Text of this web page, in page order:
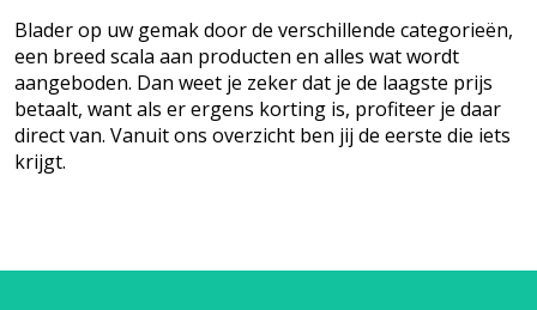
Blader op uw gemak door de verschillende categorieën,
een breed scala aan producten en alles wat wordt
aangeboden. Dan weet je zeker dat je de laagste prijs
betaalt, want als er ergens korting is, profiteer je daar
direct van. Vanuit ons overzicht ben jij de eerste die iets
krijgt.